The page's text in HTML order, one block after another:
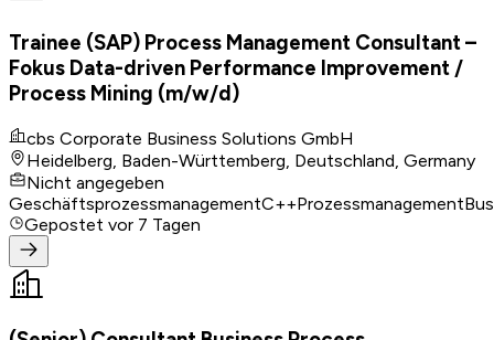
Trainee (SAP) Process Management Consultant –
Fokus Data-driven Performance Improvement /
Process Mining (m/w/d)
cbs Corporate Business Solutions GmbH
Heidelberg, Baden-Württemberg, Deutschland, Germany
Nicht angegeben
GeschäftsprozessmanagementC++Prozessmanagement
Gepostet vor 7 Tagen